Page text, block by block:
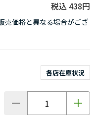
438円
売価格と異なる場合がござ
各店在庫状況